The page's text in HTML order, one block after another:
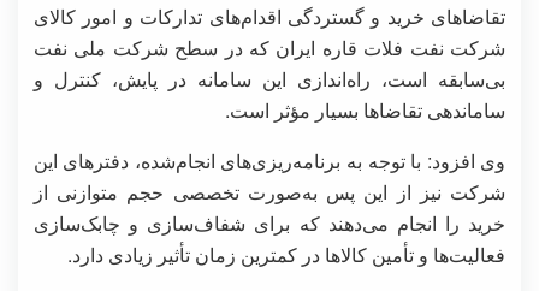
تقاضاهای خرید و گستردگی اقدام‌های تدارکات و امور کالای
شرکت نفت فلات قاره ایران که در سطح شرکت ملی نفت
بی‌سابقه است، راه‌اندازی این سامانه در پایش، کنترل و
ساماندهی تقاضاها بسیار مؤثر است.
وی افزود: با توجه به برنامه‌ریزی‌های انجام‌شده، دفترهای این
شرکت نیز از این پس به‌صورت تخصصی حجم متوازنی از
خرید را انجام می‌دهند که برای شفاف‌سازی و چابک‌سازی
فعالیت‌ها و تأمین کالاها در کمترین زمان تأثیر زیادی دارد.